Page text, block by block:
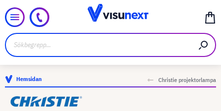
Hemsidan Christie projektorlampa